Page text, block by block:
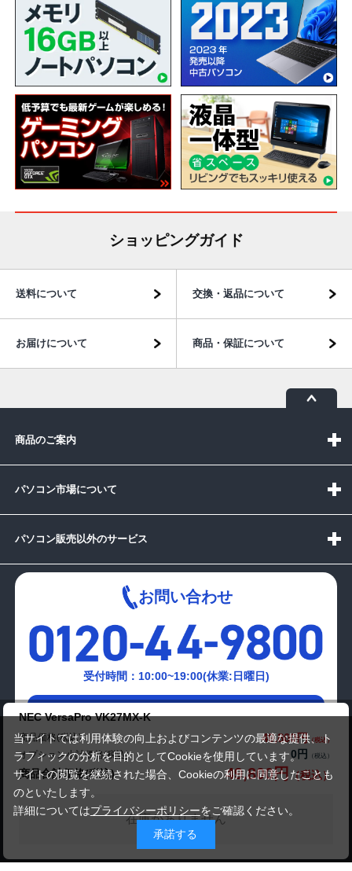
NEC VersaPro VK27MX-K
商品価格(税込) 49,800円
オプション小計価格(税込)
0円
商品合計価格(税込)
49,800円
在庫がありません
ショッピングガイド
送料について 交換・返品について
お届けについて 商品・保証について
商品のご案内
パソコン市場について
パソコン販売以外のサービス
お問い合わせ
受付時間：10:00~19:00(休業:日曜日)
メールでの
Copyright(c)2024 mediator Co., Ltd. ALL Rights Reserved
当サイトでは利用体験の向上およびコンテンツの最適な提供、ト
ラフィックの分析を目的としてCookieを使用しています。
サイトの閲覧を継続された場合、Cookieの利用に同意したことも
のといたします。
詳細についてはプライバシーポリシーをご確認ください。
承諾する